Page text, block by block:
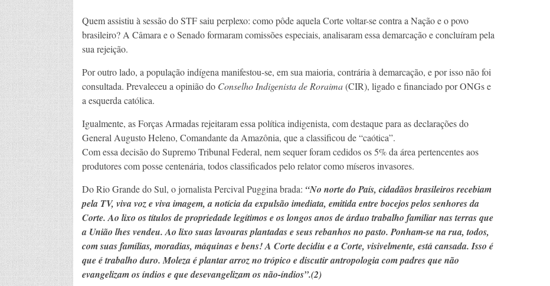
Quem assistiu à sessão do STF saiu perplexo: como pôde aquela Corte voltar-se contra a Nação e o povo
brasileiro? A Câmara e o Senado formaram comissões especiais, analisaram essa demarcação e concluíram pela
sua rejeição.
Por outro lado, a população indígena manifestou-se, em sua maioria, contrária à demarcação, e por isso não foi
consultada. Prevaleceu a opinião do Conselho Indigenista de Roraima(CIR), ligado e financiado por ONGs e
a esquerda católica.
Igualmente, as Forças Armadas rejeitaram essa política indigenista, com destaque para as declarações do
General Augusto Heleno, Comandante da Amazônia, que a classificou de “caótica”.
Com essa decisão do Supremo Tribunal Federal, nem sequer foram cedidos os 5% da área pertencentes aos
produtores com posse centenária, todos classificados pelo relator como míseros invasores.
Do Rio Grande do Sul, o jornalista Percival Puggina brada: “No norte do País, cidadãos brasileiros recebiam
pela TV, viva voz e viva imagem, a notícia da expulsão imediata, emitida entre bocejos pelos senhores da
Corte. Ao lixo os títulos de propriedade legítimos e os longos anos de árduo trabalho familiar nas terras que
a União lhes vendeu. Ao lixo suas lavouras plantadas e seus rebanhos no pasto. Ponham-se na rua, todos,
com suas famílias, moradias, máquinas e bens! A Corte decidiu e a Corte, visivelmente, está cansada. Isso é
que é trabalho duro. Moleza é plantar arroz no trópico e discutir antropologia com padres que não
evangelizam os índios e que desevangelizam os não-índios”.(2)